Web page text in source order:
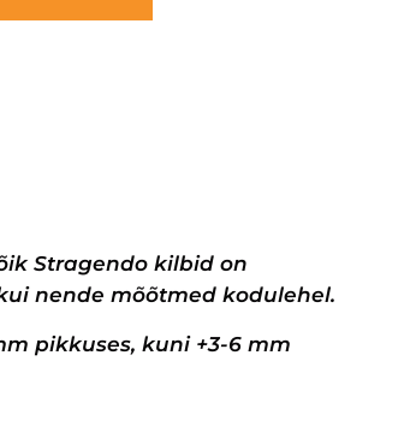
Stragendo kilbid on
nende mõõtmed kodulehel.
pikkuses, kuni +3-6 mm